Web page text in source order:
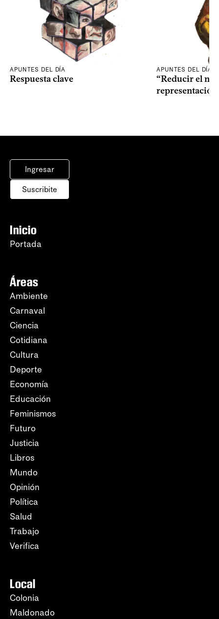
APUNTES DEL DÍA
Respuesta clave
APUNTES DEL DÍA
“Reducir el
Ingresar
Suscribite
Inicio
Portada
Áreas
Ambiente
Carnaval
Ciencia
Cotidiana
Cultura
Deporte
Economía
Educación
Feminismos
Futuro
Justicia
Libros
Mundo
Opinión
Política
Salud
Trabajo
Verifica
Local
Colonia
Maldonado